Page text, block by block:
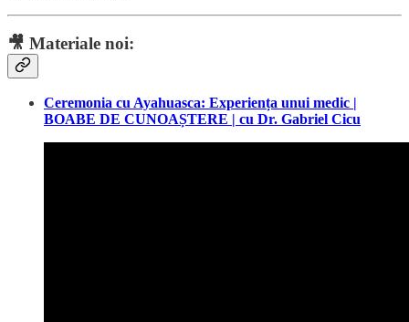
🎥 Materiale noi:
Ceremonia cu Ayahuasca: Experiența unui medic |
BOABE DE CUNOAȘTERE | cu Dr. Gabriel Cicu